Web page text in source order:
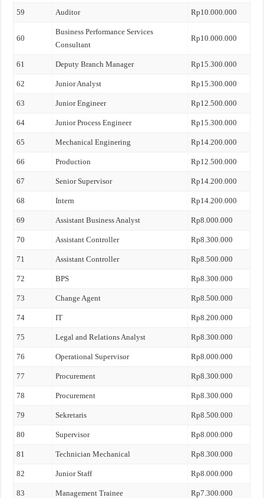
59 Auditor Rp10.000.000
60
Business Performance Services
Consultant
Rp10.000.000
61 Deputy Branch Manager Rp15.300.000
62 Junior Analyst Rp15.300.000
63 Junior Engineer Rp12.500.000
64 Junior Process Engineer Rp15.300.000
65 Mechanical Enginering Rp14.200.000
66 Production Rp12.500.000
67 Senior Supervisor Rp14.200.000
68 Intern Rp14.200.000
69 Assistant Business Analyst Rp8.000.000
70 Assistant Controller Rp8.300.000
71 Assistant Controller Rp8.500.000
72 BPS Rp8.300.000
73 Change Agent Rp8.500.000
74 IT Rp8.200.000
75 Legal and Relations Analyst Rp8.300.000
76 Operational Supervisor Rp8.000.000
77 Procurement Rp8.300.000
78 Procurement Rp8.300.000
79 Sekretaris Rp8.500.000
80 Supervisor Rp8.000.000
81 Technician Mechanical Rp8.300.000
82 Junior Staff Rp8.000.000
83 Management Trainee Rp7.300.000